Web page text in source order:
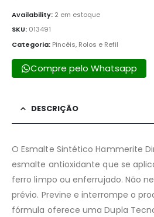
Availability: 2 em estoque
SKU: 013491
Categoria: Pincéis, Rolos e Refil
Compre pelo Whatsapp
DESCRIÇÃO
O Esmalte Sintético Hammerite
esmalte antioxidante que se
ferro limpo ou enferrujado. Não
prévio. Previne e interrompe o
fórmula oferece uma Dupla